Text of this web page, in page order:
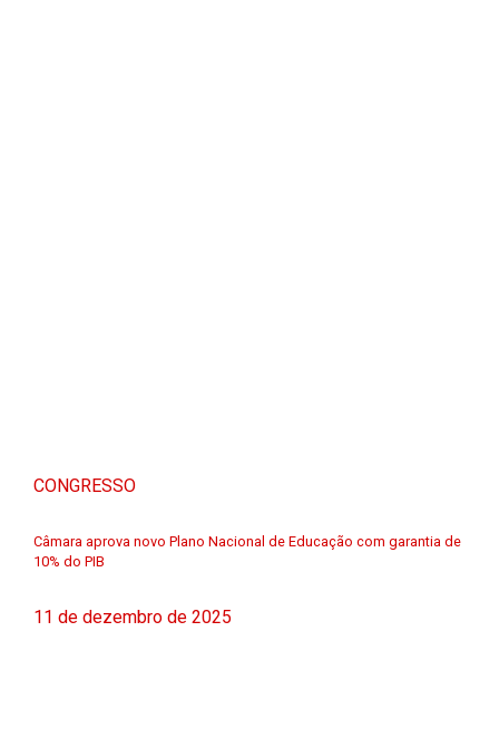
CONGRESSO
Câmara aprova novo Plano Nacional de Educação com garantia de
10% do PIB
11 de dezembro de 2025